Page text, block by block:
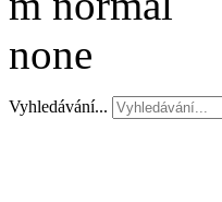
Vyhledávání...